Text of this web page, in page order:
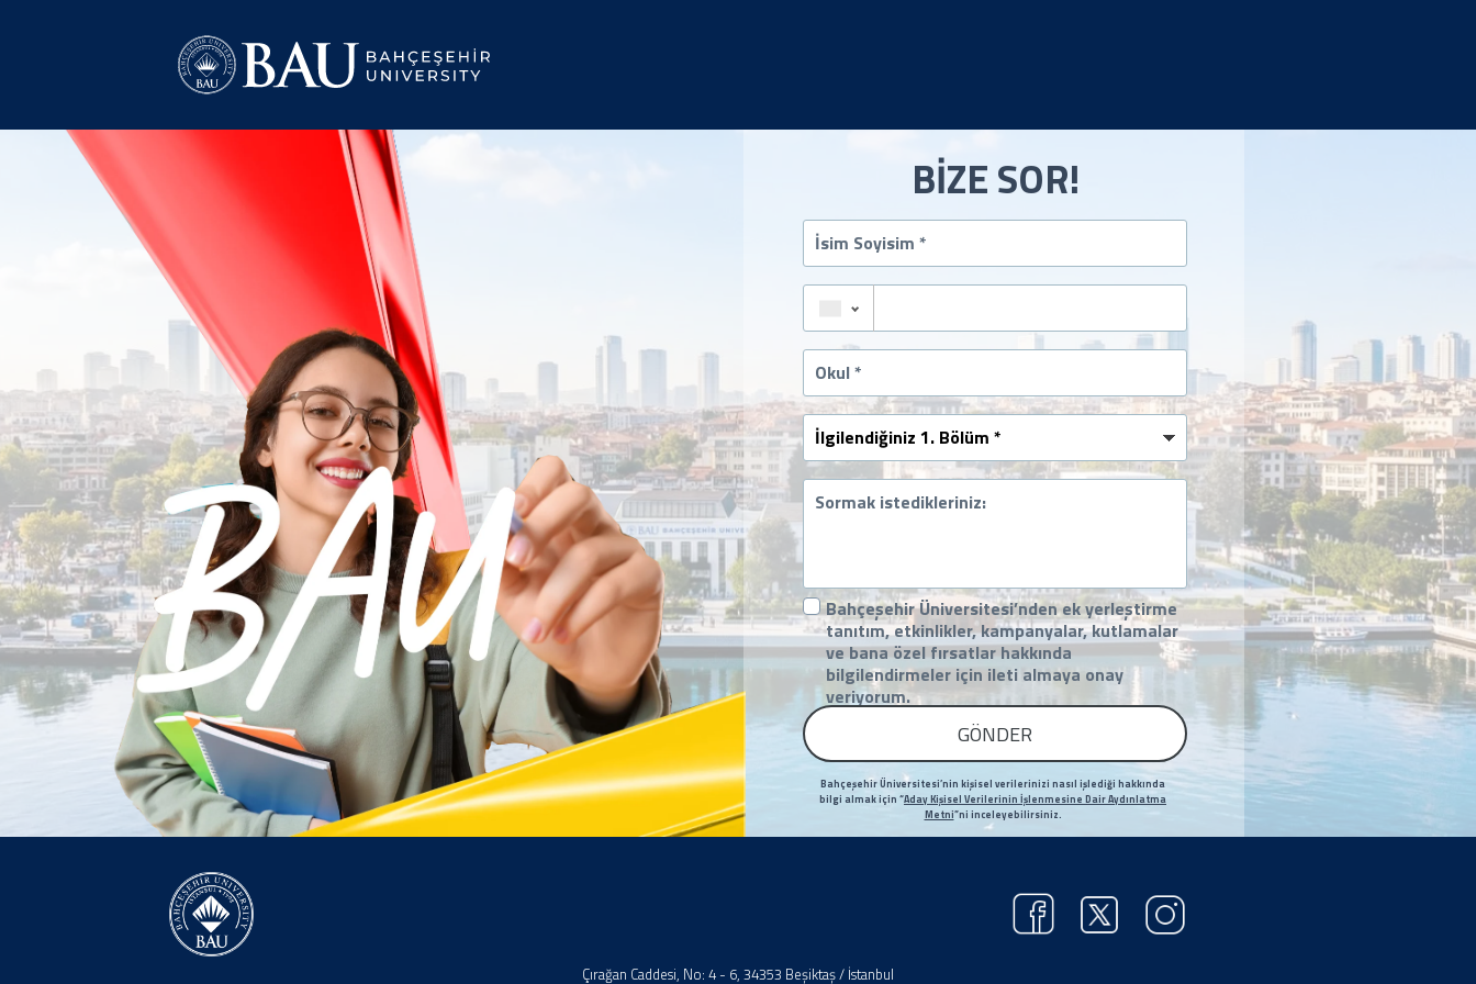
BİZE SOR!
İsim
Soyisim
*
Telefon
(05XXXXXXXXX)
*
Okul
İlgilendiğiniz
1.
Bölüm
*
Sormak
istedikleriniz:
KVKK
Onayı
Bahçeşehir Üniversitesi’nden ek yerleştirme
tanıtım, etkinlikler, kampanyalar, kutlamalar
ve bana özel fırsatlar hakkında
bilgilendirmeler için ileti almaya onay
veriyorum.
GÖNDER
Bahçeşehir Üniversitesi’nin kişisel verilerinizi nasıl işlediği hakkında
bilgi almak için “Aday Kişisel Verilerinin İşlenmesine Dair Aydınlatma
Metni”ni inceleyebilirsiniz.
Çırağan Caddesi, No: 4 - 6, 34353 Beşiktaş / İstanbul